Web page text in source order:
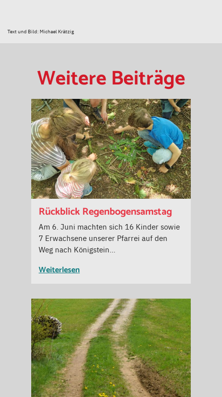
Text und Bild: Michael Krätzig
Weitere Beiträge
Rückblick Regenbogensamstag
Am 6. Juni machten sich 16 Kinder sowie
7 Erwachsene unserer Pfarrei auf den
Weg nach Königstein…
Weiterlesen